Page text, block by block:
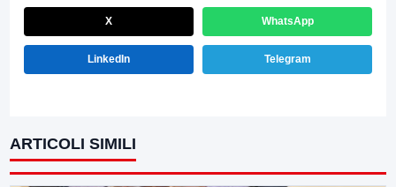
X WhatsApp
LinkedIn Telegram
ARTICOLI SIMILI